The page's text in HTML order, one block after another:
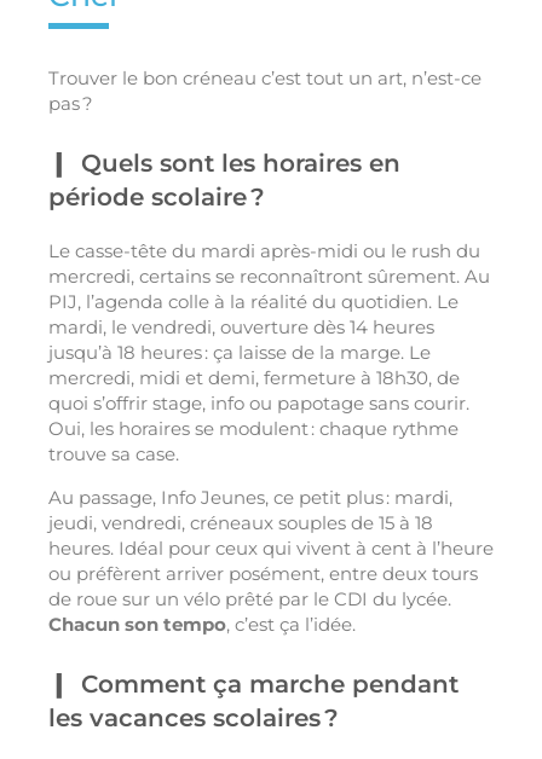
Trouver le bon créneau c’est tout un art, n’est-ce
pas ?
Quels sont les horaires en
période scolaire ?
Le casse-tête du mardi après-midi ou le rush du
mercredi, certains se reconnaîtront sûrement. Au
PIJ, l’agenda colle à la réalité du quotidien. Le
mardi, le vendredi, ouverture dès 14 heures
jusqu’à 18 heures : ça laisse de la marge. Le
mercredi, midi et demi, fermeture à 18h30, de
quoi s’offrir stage, info ou papotage sans courir.
Oui, les horaires se modulent : chaque rythme
trouve sa case.
Au passage, Info Jeunes, ce petit plus : mardi,
jeudi, vendredi, créneaux souples de 15 à 18
heures. Idéal pour ceux qui vivent à cent à l’heure
ou préfèrent arriver posément, entre deux tours
de roue sur un vélo prêté par le CDI du lycée.
Chacun son tempo, c’est ça l’idée.
Comment ça marche pendant
les vacances scolaires ?